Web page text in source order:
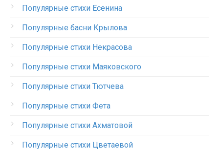
Популярные стихи Есенина
Популярные басни Крылова
Популярные стихи Некрасова
Популярные стихи Маяковского
Популярные стихи Тютчева
Популярные стихи Фета
Популярные стихи Ахматовой
Популярные стихи Цветаевой